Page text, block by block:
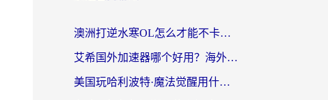
澳洲打逆水寒OL怎么才能不卡？海外玩家国服游戏加速终极指南（附梦幻模拟战地铁跑酷解决办法）
艾希国外加速器哪个好用？海外玩家国服游戏畅玩终极指南（附欧洲玩鸣潮街头篮球实测）
美国玩哈利波特·魔法觉醒用什么加速器？告别延迟的终极指南（含免费QQ炫舞方案+印尼妄想山海秘籍）